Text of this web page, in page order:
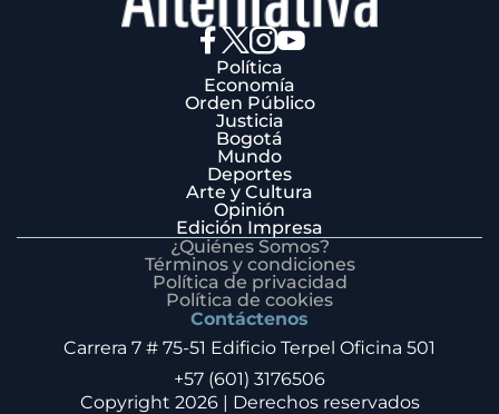
Política
Economía
Orden Público
Justicia
Bogotá
Mundo
Deportes
Arte y Cultura
Opinión
Edición Impresa
¿Quiénes Somos?
Términos y condiciones
Política de privacidad
Política de cookies
Contáctenos
Carrera 7 # 75-51 Edificio Terpel Oficina 501
+57 (601) 3176506
Copyright 2026 | Derechos reservados